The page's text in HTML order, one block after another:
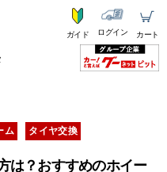
ガイド ログイン カート
ム タイヤ交換
は？おすすめのホイー